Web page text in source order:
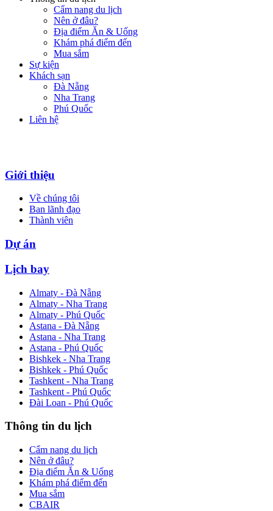
Cẩm nang du lịch
Nên ở đâu?
Địa điểm Ăn & Uống
Khám phá điểm đến
Mua sắm
Sự kiện
Khách sạn
Đà Nẵng
Nha Trang
Phú Quốc
Liên hệ
Giới thiệu
Về chúng tôi
Ban lãnh đạo
Thành viên
Dự án
Lịch bay
Almaty - Đà Nẵng
Almaty - Nha Trang
Almaty - Phú Quốc
Astana - Đà Nẵng
Astana - Nha Trang
Astana - Phú Quốc
Bishkek - Nha Trang
Bishkek - Phú Quốc
Tashkent - Nha Trang
Tashkent - Phú Quốc
Đài Loan - Phú Quốc
Thông tin du lịch
Cẩm nang du lịch
Nên ở đâu?
Địa điểm Ăn & Uống
Khám phá điểm đến
Mua sắm
CBAIR